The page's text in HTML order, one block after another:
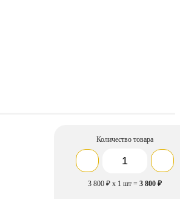
Количество товара
3 800 ₽ х 1 шт = 3 800 ₽